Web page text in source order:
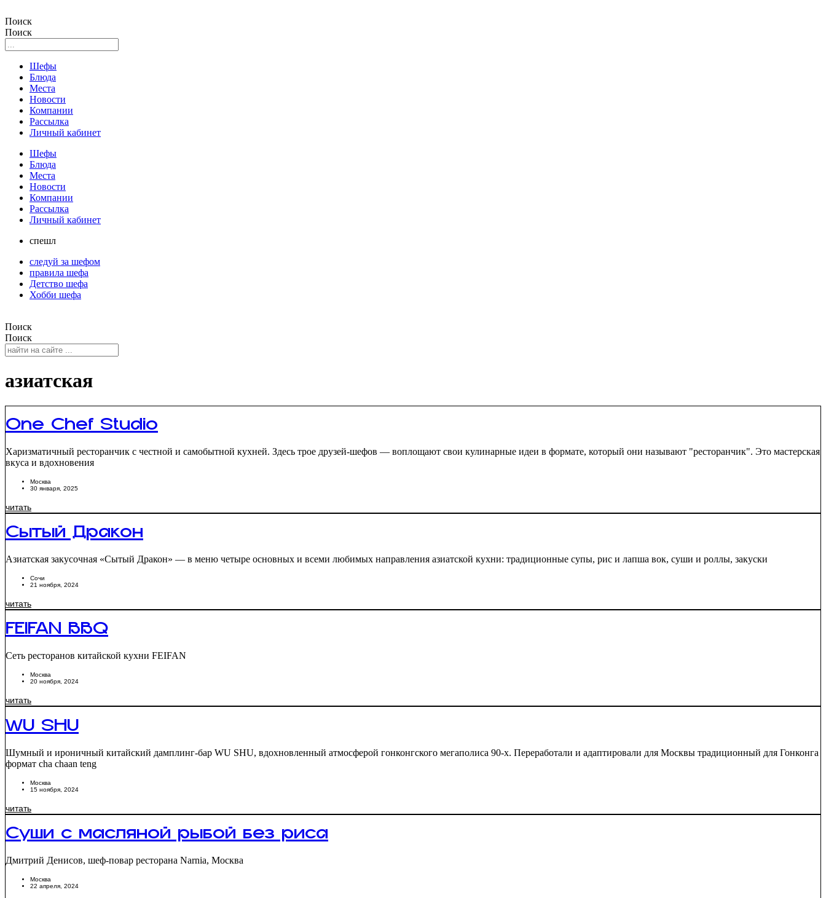
Поиск
Поиск
Шефы
Блюда
Места
Новости
Компании
Рассылка
Личный кабинет
Шефы
Блюда
Места
Новости
Компании
Рассылка
Личный кабинет
спешл
следуй за шефом
правила шефа
Детство шефа
Хобби шефа
Поиск
Поиск
азиатская
One Chef Studio
Харизматичный ресторанчик с честной и самобытной кухней. Здесь трое друзей-шефов — воплощают свои кулинарные идеи в формате, который они называют "ресторанчик". Это мастерская
вкуса и вдохновения
Москва
30 января, 2025
читать
Сытый Дракон
Азиатская закусочная «Сытый Дракон» — в меню четыре основных и всеми любимых направления азиатской кухни: традиционные супы, рис и лапша вок, суши и роллы, закуски
Сочи
21 ноября, 2024
читать
FEIFAN BBQ
Сеть ресторанов китайской кухни FEIFAN
Москва
20 ноября, 2024
читать
WU SHU
Шумный и ироничный китайский дамплинг-бар WU SHU, вдохновленный атмосферой гонконгского мегаполиса 90-х. Переработали и адаптировали для Москвы традиционный для Гонконга
формат сha chaan teng
Москва
15 ноября, 2024
читать
Суши с масляной рыбой без риса
Дмитрий Денисов, шеф-повар ресторана Narnia, Москва
Москва
22 апреля, 2024